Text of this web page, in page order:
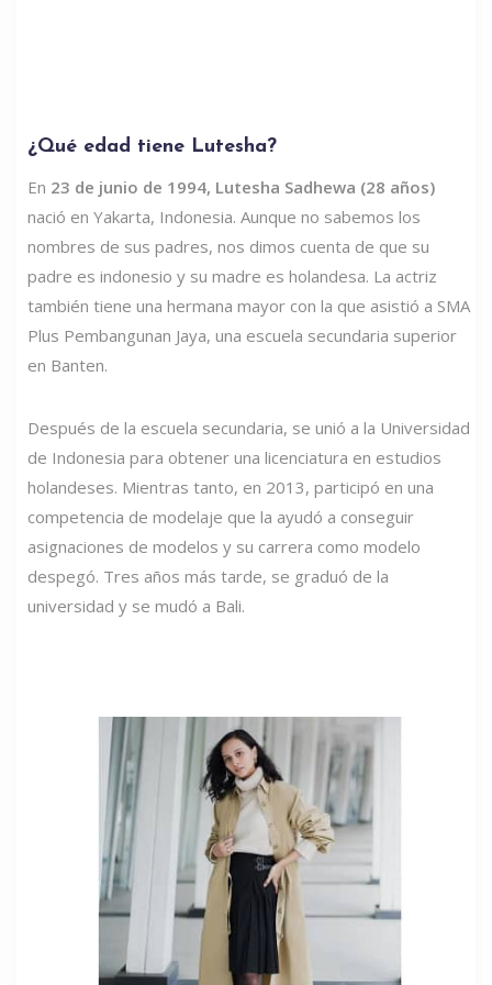
¿Qué edad tiene Lutesha?
En 23 de junio de 1994, Lutesha Sadhewa (28 años)
nació en Yakarta, Indonesia. Aunque no sabemos los
nombres de sus padres, nos dimos cuenta de que su
padre es indonesio y su madre es holandesa. La actriz
también tiene una hermana mayor con la que asistió a SMA
Plus Pembangunan Jaya, una escuela secundaria superior
en Banten.
Después de la escuela secundaria, se unió a la Universidad
de Indonesia para obtener una licenciatura en estudios
holandeses. Mientras tanto, en 2013, participó en una
competencia de modelaje que la ayudó a conseguir
asignaciones de modelos y su carrera como modelo
despegó. Tres años más tarde, se graduó de la
universidad y se mudó a Bali.